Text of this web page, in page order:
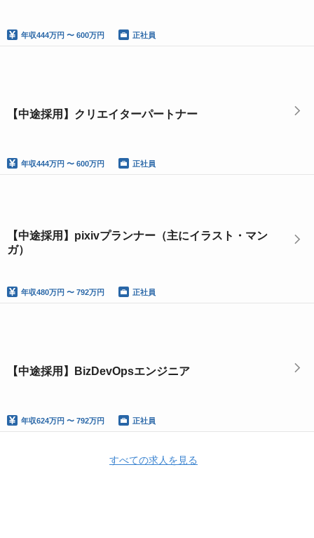
年収444万円 〜 600万円 正社員
【中途採用】クリエイターパートナー
年収444万円 〜 600万円 正社員
【中途採用】pixivプランナー（主にイラスト・マン
ガ）
年収480万円 〜 792万円 正社員
【中途採用】BizDevOpsエンジニア
年収624万円 〜 792万円 正社員
すべての求人を見る